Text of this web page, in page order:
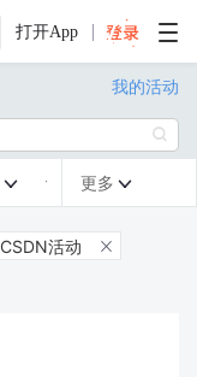
打开App
我的活动

 更多 
CSDN活动 